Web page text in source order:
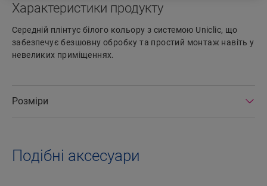
Характеристики продукту
Середній плінтус білого кольору з системою Uniclic, що
забезпечує безшовну обробку та простий монтаж навіть у
невеликих приміщеннях.
Розміри
Подібні аксесуари